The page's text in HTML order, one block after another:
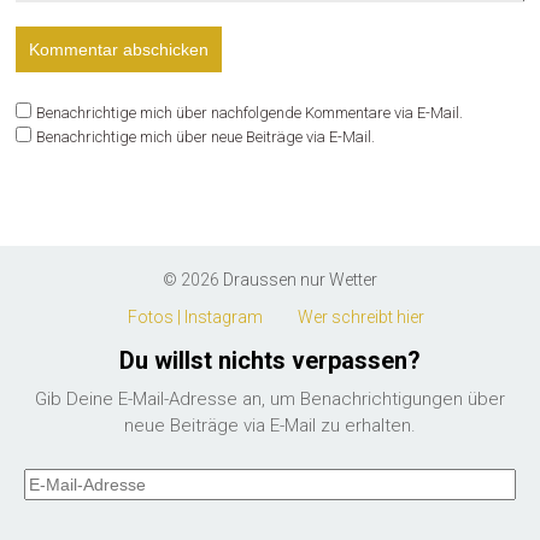
Benachrichtige mich über nachfolgende Kommentare via E-Mail.
Benachrichtige mich über neue Beiträge via E-Mail.
© 2026 Draussen nur Wetter
Fotos | Instagram
Wer schreibt hier
Du willst nichts verpassen?
Gib Deine E-Mail-Adresse an, um Benachrichtigungen über
neue Beiträge via E-Mail zu erhalten.
E-